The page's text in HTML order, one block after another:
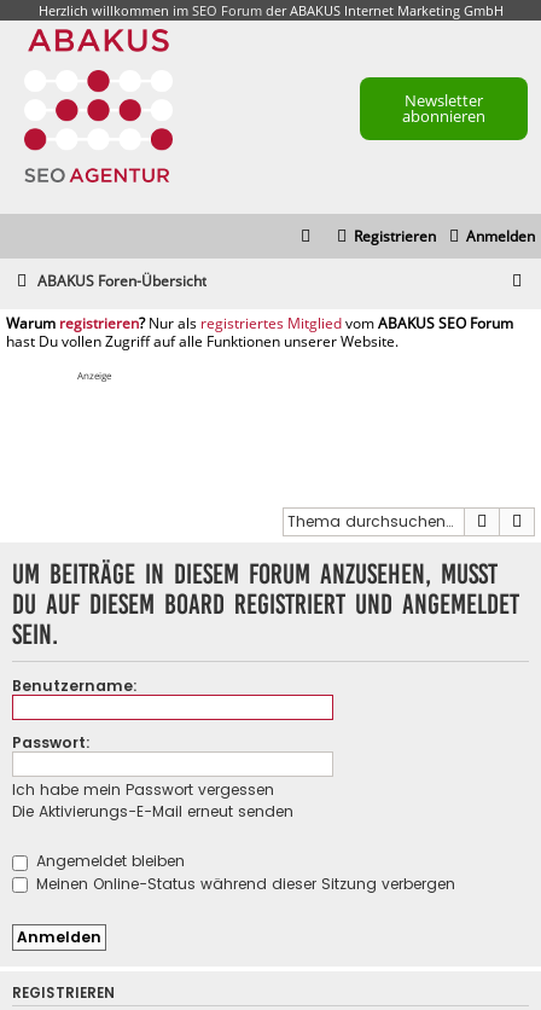
Herzlich willkommen im SEO Forumder ABAKUS Internet Marketing GmbH
Newsletter
abonnieren
Anmelden
Registrieren
ABAKUS Foren-Übersicht
registrieren registriertes Mitglied
Anzeige
Suche
Um Beiträge in diesem Forum anzusehen, musst
du auf diesem Board registriert und angemeldet
sein.
Benutzername:
Passwort:
Ich habe mein Passwort vergessen
Die Aktivierungs-E-Mail erneut senden
Angemeldet bleiben
Meinen Online-Status während dieser Sitzung verbergen
REGISTRIEREN